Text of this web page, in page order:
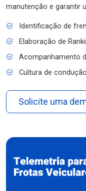
manutenção e garantir
Identificação de
Elaboração de
Acompanhamento
Cultura de
Solicite uma